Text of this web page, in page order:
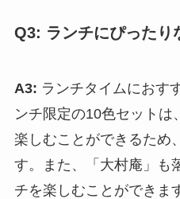
Q3: ランチにぴったり
A3: ランチタイムにおす
ンチ限定の10色セットは
楽しむことができるため
す。また、「大村庵」も
チを楽しむことができま